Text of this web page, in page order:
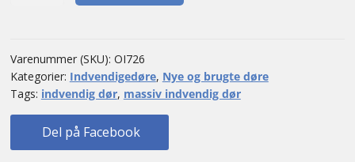
Varenummer (SKU): OI726
Kategorier: Indvendigedøre, Nye og brugte døre
Tags: indvendig dør, massiv indvendig dør
Del på Facebook